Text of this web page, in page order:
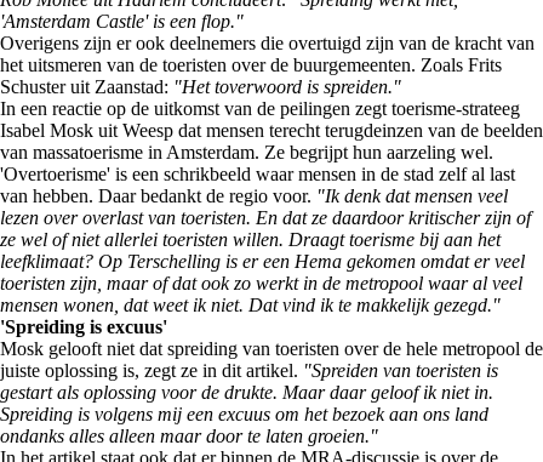
'Amsterdam Castle' is een flop."
Overigens zijn er ook deelnemers die overtuigd zijn van de kracht van
het uitsmeren van de toeristen over de buurgemeenten. Zoals Frits
Schuster uit Zaanstad: "Het toverwoord is spreiden."
In een reactie op de uitkomst van de peilingen zegt toerisme-strateeg
Isabel Mosk uit Weesp dat mensen terecht terugdeinzen van de beelden
van massatoerisme in Amsterdam. Ze begrijpt hun aarzeling wel.
'Overtoerisme' is een schrikbeeld waar mensen in de stad zelf al last
van hebben. Daar bedankt de regio voor. "Ik denk dat mensen veel
lezen over overlast van toeristen. En dat ze daardoor kritischer zijn of
ze wel of niet allerlei toeristen willen. Draagt toerisme bij aan het
leefklimaat? Op Terschelling is er een Hema gekomen omdat er veel
toeristen zijn, maar of dat ook zo werkt in de metropool waar al veel
mensen wonen, dat weet ik niet. Dat vind ik te makkelijk gezegd."
'Spreiding is excuus'
Mosk gelooft niet dat spreiding van toeristen over de hele metropool de
juiste oplossing is, zegt ze in dit artikel. "Spreiden van toeristen is
gestart als oplossing voor de drukte. Maar daar geloof ik niet in.
Spreiding is volgens mij een excuus om het bezoek aan ons land
ondanks alles alleen maar door te laten groeien."
In het artikel staat ook dat er binnen de MRA-discussie is over de